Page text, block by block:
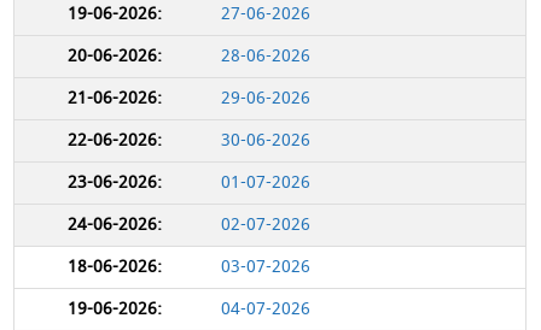
27-06-2026
28-06-2026
29-06-2026
30-06-2026
01-07-2026
02-07-2026
03-07-2026
04-07-2026